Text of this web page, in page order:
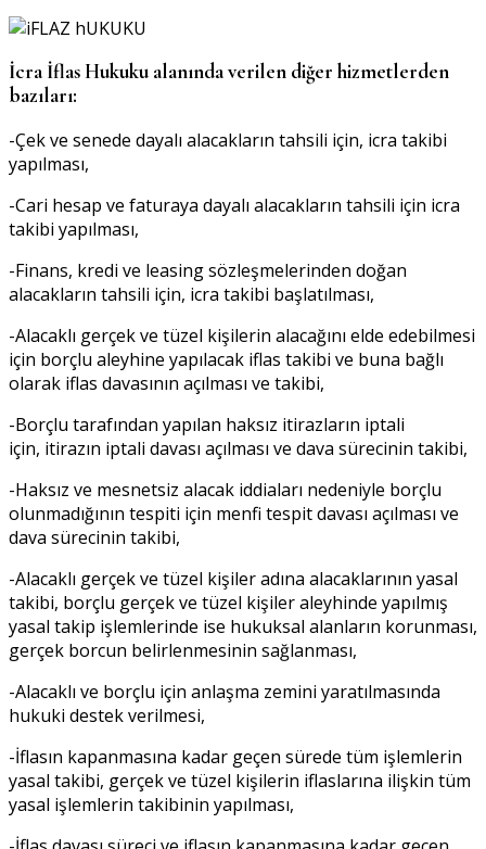
İcra İflas Hukuku alanında verilen diğer hizmetlerden
bazıları:
-Çek ve senede dayalı alacakların tahsili için, icra takibi
yapılması,
-Cari hesap ve faturaya dayalı alacakların tahsili için icra
takibi yapılması,
-Finans, kredi ve leasing sözleşmelerinden doğan
alacakların tahsili için, icra takibi başlatılması,
-Alacaklı gerçek ve tüzel kişilerin alacağını elde edebilmesi
için borçlu aleyhine yapılacak iflas takibi ve buna bağlı
olarak iflas davasının açılması ve takibi,
-Borçlu tarafından yapılan haksız itirazların iptali
için, itirazın iptali davası açılması ve dava sürecinin takibi,
-Haksız ve mesnetsiz alacak iddiaları nedeniyle borçlu
olunmadığının tespiti için menfi tespit davası açılması ve
dava sürecinin takibi,
-Alacaklı gerçek ve tüzel kişiler adına alacaklarının yasal
takibi, borçlu gerçek ve tüzel kişiler aleyhinde yapılmış
yasal takip işlemlerinde ise hukuksal alanların korunması,
gerçek borcun belirlenmesinin sağlanması,
-Alacaklı ve borçlu için anlaşma zemini yaratılmasında
hukuki destek verilmesi,
-İflasın kapanmasına kadar geçen sürede tüm işlemlerin
yasal takibi, gerçek ve tüzel kişilerin iflaslarına ilişkin tüm
yasal işlemlerin takibinin yapılması,